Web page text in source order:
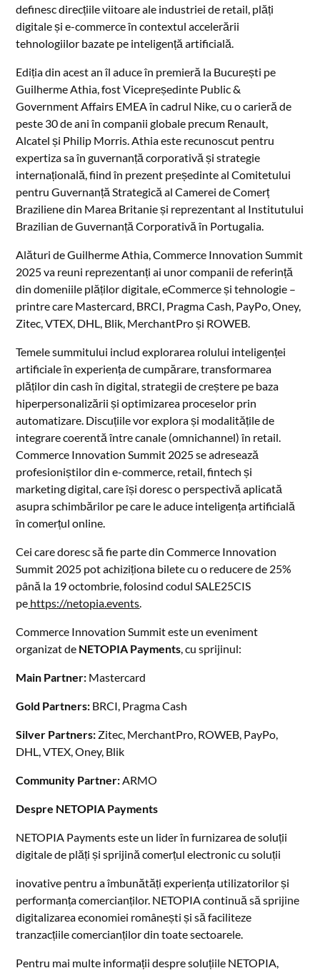
definesc direcțiile viitoare ale industriei de retail, plăți
digitale și e-commerce în contextul accelerării
tehnologiilor bazate pe inteligență artificială.
Ediția din acest an îl aduce în premieră la București pe
Guilherme Athia, fost Vicepreședinte Public &
Government Affairs EMEA în cadrul Nike, cu o carieră de
peste 30 de ani în companii globale precum Renault,
Alcatel și Philip Morris. Athia este recunoscut pentru
expertiza sa în guvernanță corporativă și strategie
internațională, fiind în prezent președinte al Comitetului
pentru Guvernanță Strategică al Camerei de Comerț
Braziliene din Marea Britanie și reprezentant al Institutului
Brazilian de Guvernanță Corporativă în Portugalia.
Alături de Guilherme Athia, Commerce Innovation Summit
2025 va reuni reprezentanți ai unor companii de referință
din domeniile plăților digitale, eCommerce și tehnologie –
printre care Mastercard, BRCI, Pragma Cash, PayPo, Oney,
Zitec, VTEX, DHL, Blik, MerchantPro și ROWEB.
Temele summitului includ explorarea rolului inteligenței
artificiale în experiența de cumpărare, transformarea
plăților din cash în digital, strategii de creștere pe baza
hiperpersonalizării și optimizarea proceselor prin
automatizare. Discuțiile vor explora și modalitățile de
integrare coerentă între canale (omnichannel) în retail.
Commerce Innovation Summit 2025 se adresează
profesioniștilor din e-commerce, retail, fintech și
marketing digital, care își doresc o perspectivă aplicată
asupra schimbărilor pe care le aduce inteligența artificială
în comerțul online.
Cei care doresc să fie parte din Commerce Innovation
Summit 2025 pot achiziționa bilete cu o reducere de 25%
până la 19 octombrie, folosind codul SALE25CIS
pe https://netopia.events.
Commerce Innovation Summit este un eveniment
organizat de NETOPIA Payments, cu sprijinul:
Main Partner: Mastercard
Gold Partners: BRCI, Pragma Cash
Silver Partners: Zitec, MerchantPro, ROWEB, PayPo,
DHL, VTEX, Oney, Blik
Community Partner:ARMO
Despre NETOPIA Payments
NETOPIA Payments este un lider în furnizarea de soluții
digitale de plăți și sprijină comerțul electronic cu soluții
inovative pentru a îmbunătăți experiența utilizatorilor și
performanța comercianților. NETOPIA continuă să sprijine
digitalizarea economiei românești și să faciliteze
tranzacțiile comercianților din toate sectoarele.
Pentru mai multe informații despre soluțiile NETOPIA,